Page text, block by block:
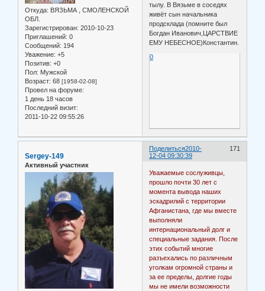
Откуда: ВЯЗЬМА , СМОЛЕНСКОЙ
ОБЛ.
Зарегистрирован: 2010-10-23
Приглашений: 0
Сообщений: 194
Уважение: +5
Позитив: +0
Пол: Мужской
Возраст: 68 [1958-02-08]
Провел на форуме:
1 день 18 часов
Последний визит:
2011-10-22 09:55:26
тылу. В Вязьме в соседях
живёт сын начальника
продсклада (помните был
Богдан Иванович,ЦАРСТВИЕ
ЕМУ НЕБЕСНОЕ)Константин.
0
Поделиться 171
2010-
12-04 09:30:39
Sergey-149
Активный участник
Уважаемые сослуживцы,
прошло почти 30 лет с
момента вывода наших
эскадрилий с территории
Афганистана, где мы вместе
выполняли
интернациональный долг и
специальные задания. После
этих событий многие
разъехались по различным
уголкам огромной страны и
за ее пределы, долгие годы
мы не имели возможности